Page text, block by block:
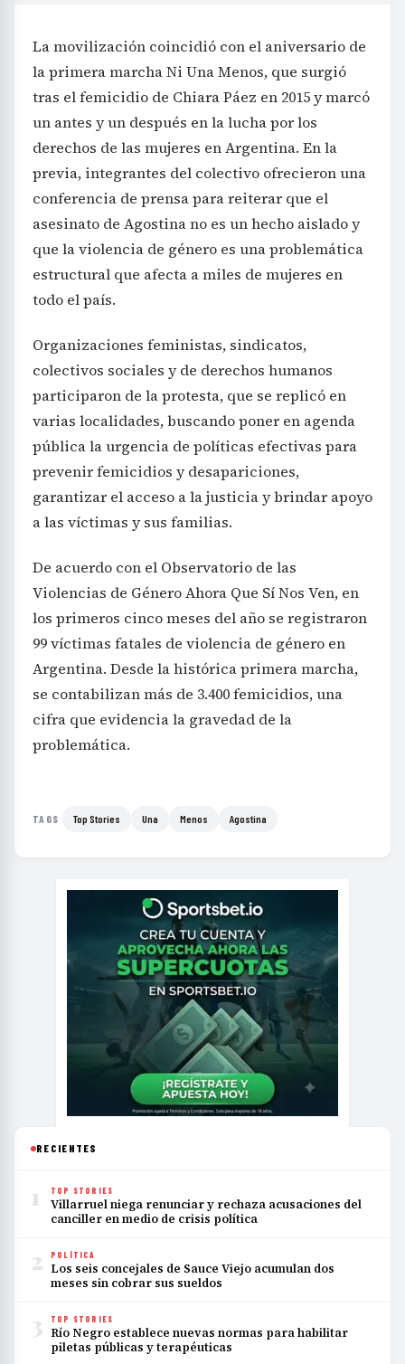
La movilización coincidió con el aniversario de
la primera marcha Ni Una Menos, que surgió
tras el femicidio de Chiara Páez en 2015 y marcó
un antes y un después en la lucha por los
derechos de las mujeres en Argentina. En la
previa, integrantes del colectivo ofrecieron una
conferencia de prensa para reiterar que el
asesinato de Agostina no es un hecho aislado y
que la violencia de género es una problemática
estructural que afecta a miles de mujeres en
todo el país.
Organizaciones feministas, sindicatos,
colectivos sociales y de derechos humanos
participaron de la protesta, que se replicó en
varias localidades, buscando poner en agenda
pública la urgencia de políticas efectivas para
prevenir femicidios y desapariciones,
garantizar el acceso a la justicia y brindar apoyo
a las víctimas y sus familias.
De acuerdo con el Observatorio de las
Violencias de Género Ahora Que Sí Nos Ven, en
los primeros cinco meses del año se registraron
99 víctimas fatales de violencia de género en
Argentina. Desde la histórica primera marcha,
se contabilizan más de 3.400 femicidios, una
cifra que evidencia la gravedad de la
problemática.
TAGS Top Stories Una Menos Agostina
RECIENTES
1 TOP STORIES
Villarruel niega renunciar y rechaza acusaciones del
canciller en medio de crisis política
2 POLÍTICA
Los seis concejales de Sauce Viejo acumulan dos
meses sin cobrar sus sueldos
3 TOP STORIES
Río Negro establece nuevas normas para habilitar
piletas públicas y terapéuticas